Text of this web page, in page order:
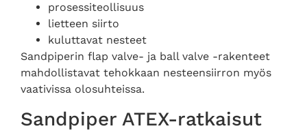
prosessiteollisuus
lietteen siirto
kuluttavat nesteet
Sandpiperin flap valve- ja ball valve -rakenteet
mahdollistavat tehokkaan nesteensiirron myös
vaativissa olosuhteissa.
Sandpiper ATEX-ratkaisut